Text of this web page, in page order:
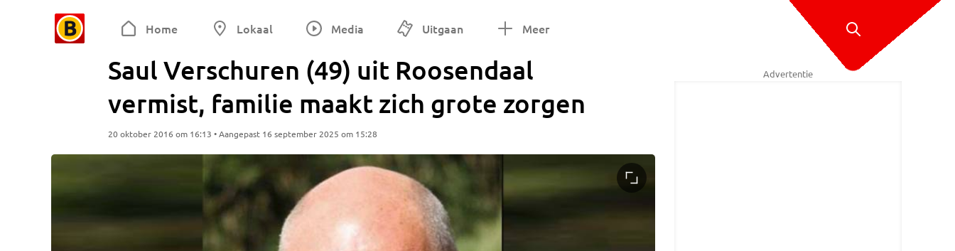
Home Lokaal Media Uitgaan Meer
Saul Verschuren (49) uit Roosendaal
vermist, familie maakt zich grote zorgen
20 oktober 2016 om 16:13 • Aangepast 16 september 2025 om 15:28
Advertentie